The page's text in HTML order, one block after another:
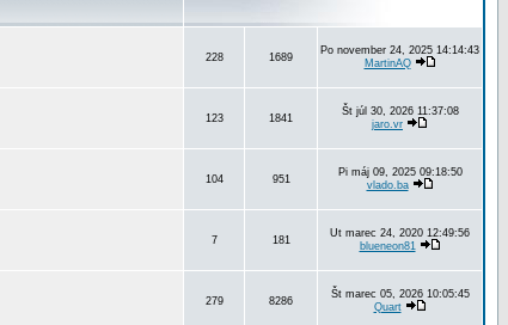
228 1689
Po november 24, 2025 14:14:43
MartinAQ
123 1841
Št júl 30, 2026 11:37:08
jaro.vr
104 951
Pi máj 09, 2025 09:18:50
vlado.ba
7 181
Ut marec 24, 2020 12:49:56
blueneon81
279 8286
Št marec 05, 2026 10:05:45
Quart